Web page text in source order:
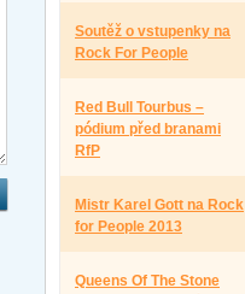
Soutěž o vstupenky na
Rock For People
Red Bull Tourbus –
pódium před branami
RfP
Mistr Karel Gott na Rock
for People 2013
Queens Of The Stone